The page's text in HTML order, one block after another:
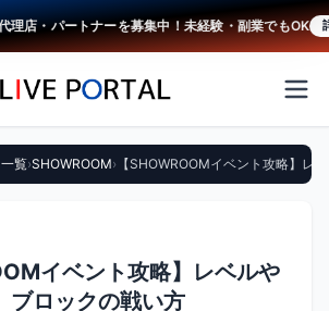
パートナーを募集中！未経験・副業でもOK 詳しく
覧›SHOWROOM› 【SHOWROOMイベント攻略】レ
イベント攻略】レベルや
ブロックの戦い方